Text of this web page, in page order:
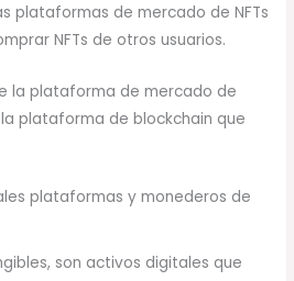
plataformas de mercado de NFTs
NFTs de otros usuarios.
la plataforma de mercado de
plataforma de blockchain que
plataformas y monederos de
son activos digitales que